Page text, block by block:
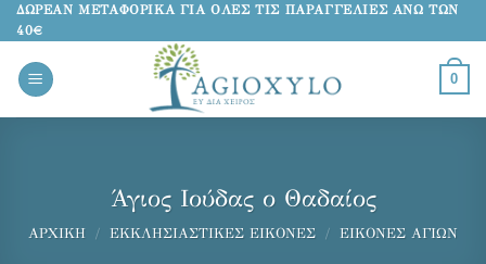
Μετάβαση
στο
περιεχόμενο
ΔΩΡΕΑΝ ΜΕΤΑΦΟΡΙΚΑ ΓΙΑ ΟΛΕΣ ΤΙΣ ΠΑΡΑΓΓΕΛΙΕΣ ΑΝΩ ΤΩΝ
40€
0
Άγιος Ιούδας ο Θαδαίος
ΑΡΧΙΚΉ / ΕΚΚΛΗΣΙΑΣΤΙΚΈΣ ΕΙΚΌΝΕΣ / ΕΙΚΌΝΕΣ ΑΓΊΩΝ